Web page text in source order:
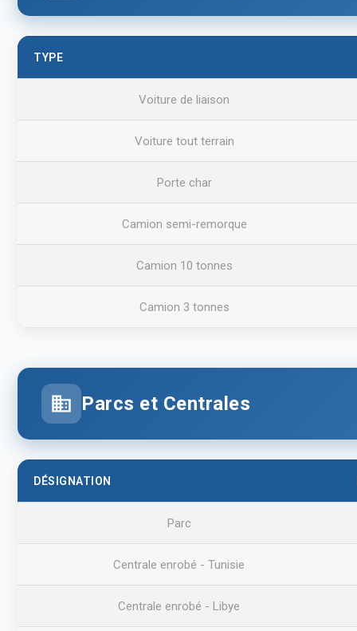
TYPE
Voiture de liaison
Voiture tout terrain
Porte char
Camion semi-remorque
Camion 10 tonnes
Camion 3 tonnes
Parcs et Centrales
DÉSIGNATION
Parc
Centrale enrobé - Tunisie
Centrale enrobé - Libye